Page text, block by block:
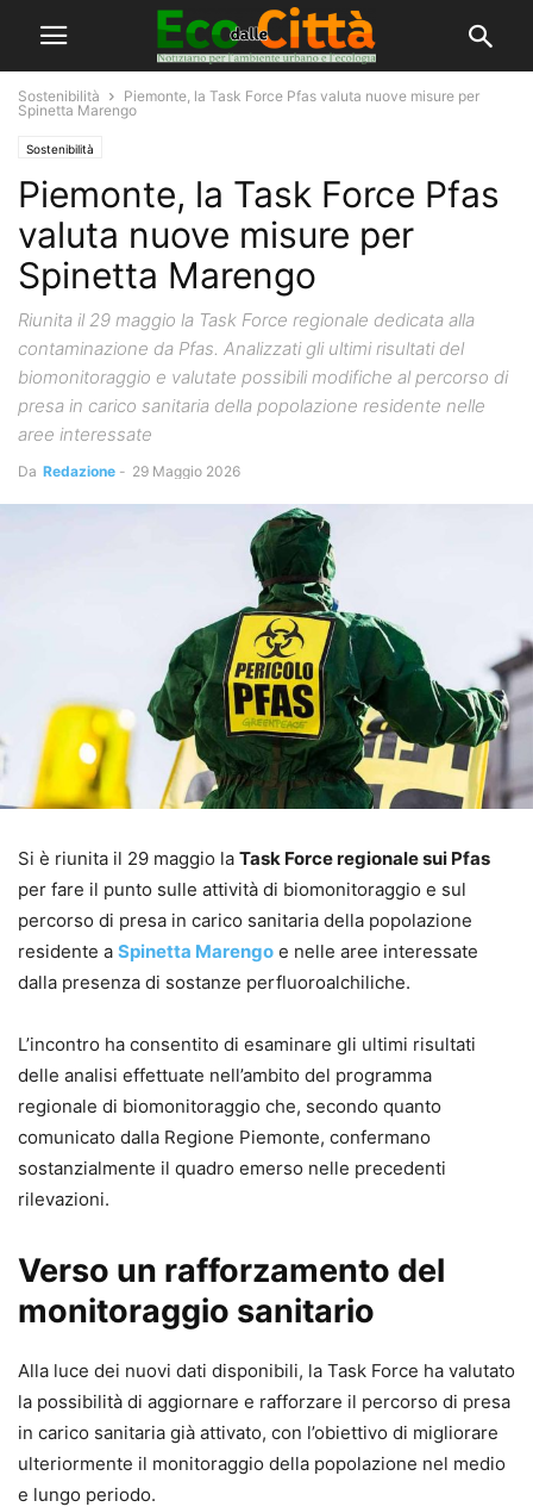
Sostenibilità
Piemonte, la Task Force Pfas valuta nuove misure per
Spinetta Marengo
Sostenibilità
Piemonte, la Task Force Pfas
valuta nuove misure per
Spinetta Marengo
Riunita il 29 maggio la Task Force regionale dedicata alla
contaminazione da Pfas. Analizzati gli ultimi risultati del
biomonitoraggio e valutate possibili modifiche al percorso di
presa in carico sanitaria della popolazione residente nelle
aree interessate
Da Redazione - 29 Maggio 2026
Si è riunita il 29 maggio la Task Force regionale sui Pfas
per fare il punto sulle attività di biomonitoraggio e sul
percorso di presa in carico sanitaria della popolazione
residente a Spinetta Marengo e nelle aree interessate
dalla presenza di sostanze perfluoroalchiliche.
L’incontro ha consentito di esaminare gli ultimi risultati
delle analisi effettuate nell’ambito del programma
regionale di biomonitoraggio che, secondo quanto
comunicato dalla Regione Piemonte, confermano
sostanzialmente il quadro emerso nelle precedenti
rilevazioni.
Verso un rafforzamento del
monitoraggio sanitario
Alla luce dei nuovi dati disponibili, la Task Force ha valutato
la possibilità di aggiornare e rafforzare il percorso di presa
in carico sanitaria già attivato, con l’obiettivo di migliorare
ulteriormente il monitoraggio della popolazione nel medio
e lungo periodo.